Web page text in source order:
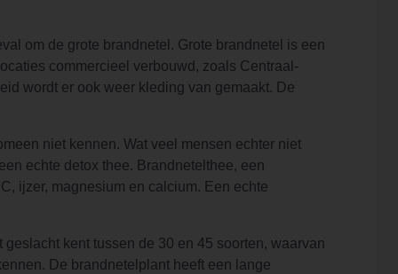
om de grote brandnetel. Grote brandnetel is een
commercieel verbouwd, zoals Centraal-
wordt er ook weer kleding van gemaakt. De
niet kennen. Wat veel mensen echter niet
echte detox thee. Brandnetelthee, een
ijzer, magnesium en calcium. Een echte
kent tussen de 30 en 45 soorten, waarvan
De brandnetelplant heeft een lange